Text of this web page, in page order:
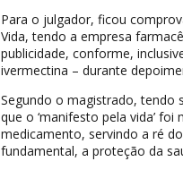
Para o julgador, ficou
Vida, tendo a empresa
publicidade, conforme,
ivermectina – durante
Segundo o magistrado, tendo
que o ‘manifesto pela vida’
medicamento, servindo a ré
fundamental, a proteção da